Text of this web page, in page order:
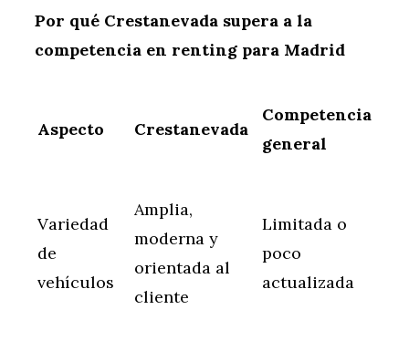
Por qué Crestanevada supera a la
competencia en renting para Madrid
Aspecto Crestanevada
Competencia
general
Variedad
de
vehículos
Amplia,
moderna y
orientada al
cliente
Limitada o
poco
actualizada